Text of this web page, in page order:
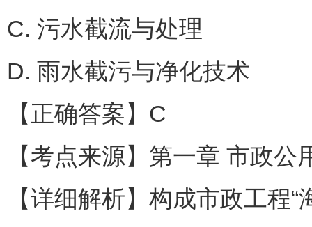
C. 污水截流与处理
D. 雨水截污与净化技术
【正确答案】C
【考点来源】第一章 市政
【详细解析】构成市政工程